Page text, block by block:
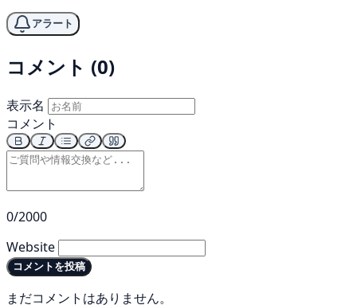
アラート
コメント (0)
表示名
コメント
0/2000
Website
コメントを投稿
まだコメントはありません。